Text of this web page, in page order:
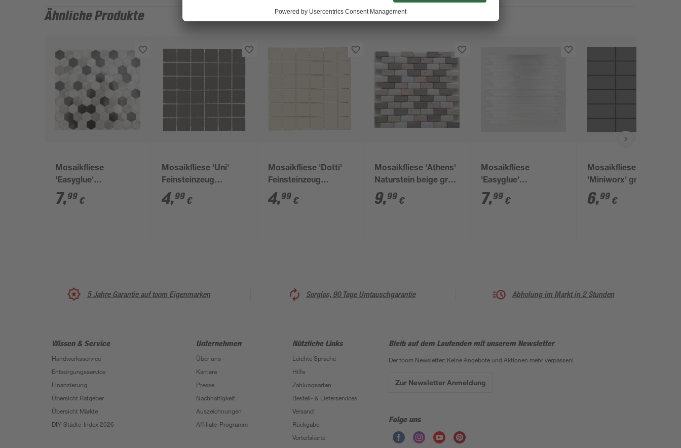
Ähnliche Produkte
Mosaikfliese
'Easyglue'
selbstklebend
Aluminium
7,99 €
Mosaikfliese 'Uni'
Feinsteinzeug
schwarz 30 x 30 cm
4,99 €
Mosaikfliese 'Dotti'
Feinsteinzeug
graubeige 30 x 30 cm
4,99 €
Mosaikfliese 'Athens'
Naturstein beige grau
brick 30 x 30 cm
9,99 €
Mosaikfliese
'Easyglue'
selbstklebend
Aluminium
7,99 €
Mosaikfliese
'Miniworx' grey
glossy 29,7 x 29,7 x
0,6 cm
6,99 €
5 Jahre Garantie auf toom Eigenmarken Sorglos, 90 Tage Umtauschgarantie Abholung im Markt in 2 Stunden
Wissen & Service
Handwerksservice
Entsorgungsservice
Finanzierung
Übersicht Ratgeber
Übersicht Märkte
DIY-Städte-Index 2026
Unternehmen
Über uns
Karriere
Presse
Nachhaltigkeit
Auszeichnungen
Affiliate-Programm
Nützliche Links
Leichte Sprache
Hilfe
Zahlungsarten
Bestell- & Lieferservices
Versand
Rückgabe
Vorteilskarte
Bleib auf dem Laufenden mit unserem Newsletter
Der toom Newsletter: Keine Angebote und Aktionen mehr verpassen!
Zur Newsletter Anmeldung
Folge uns